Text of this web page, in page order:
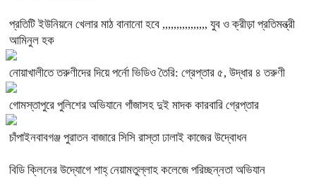
প্রতিটি ইউনিয়নে খেলার মাঠ বানানো হবে ,,,,,,,,,,,,,,,, যুব ও ক্রীড়া প্রতিমন্ত্রী
আমিনুল হক
নোয়াখালীতে তরুণীদের দিয়ে পর্নো ভিডিও তৈরি: গ্রেপ্তার ৫, উদ্ধার ৪ তরুণী
গোমস্তাপুরে পুলিশের অভিযানে গাঁজাসহ দুই মাদক কারবারি গ্রেপ্তার
চাঁপাইনবাবগঞ্জ পুরাতন বাজারে সিসি রাস্তা ঢালাই কাজের উদ্বোধন
বিডি ক্লিনের উদ্যোগে শাহ্ নেয়ামতুল্লাহ কলেজে পরিচ্ছন্নতা অভিযান